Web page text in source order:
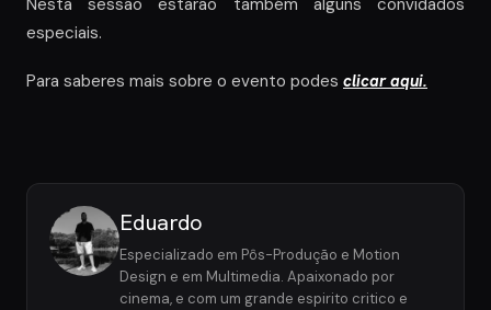
Nesta sessão estarão também alguns convidados
especiais.
Para saberes mais sobre o evento podes clicar aqui.
Eduardo
Especializado em Pôs-Produção e Motion
Design e em Multimedia. Apaixonado por
cinema, e com um grande espirito critico e